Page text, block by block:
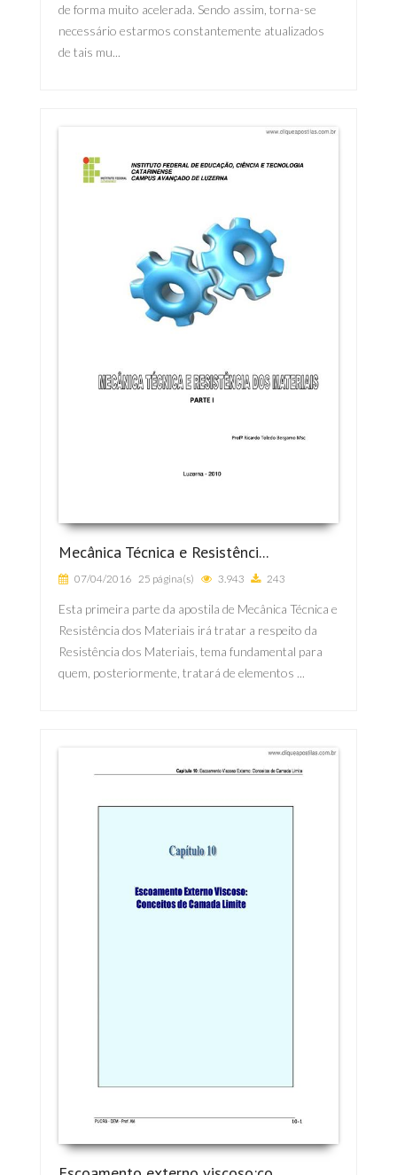
de forma muito acelerada. Sendo assim, torna-se
necessário estarmos constantemente atualizados
de tais mu...
Mecânica Técnica e Resistênci...
07/04/2016 25 página(s) 3.943 243
Esta primeira parte da apostila de Mecânica Técnica e
Resistência dos Materiais irá tratar a respeito da
Resistência dos Materiais, tema fundamental para
quem, posteriormente, tratará de elementos ...